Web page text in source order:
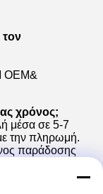
τον
OEM&
χρόνος;
μέσα σε 5-7
την πληρωμή.
παράδοσης
είναι λίγο
σε